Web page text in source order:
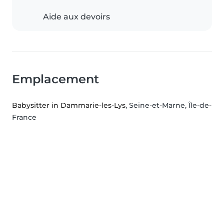
Aide aux devoirs
Emplacement
Babysitter in Dammarie-les-Lys, Seine-et-Marne, Île-de-
France